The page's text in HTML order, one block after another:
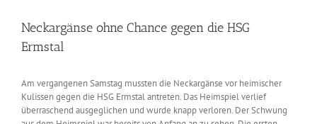
Neckargänse ohne Chance gegen die HSG
Ermstal
Am vergangenen Samstag mussten die Neckargänse vor heimischer
Kulissen gegen die HSG Ermstal antreten. Das Heimspiel verlief
überraschend ausgeglichen und wurde knapp verloren. Der Schwung